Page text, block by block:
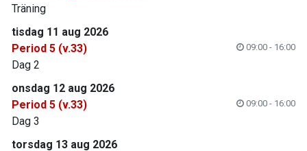
Träning
tisdag 11 aug 2026
Period 5 (v.33)
09:00 - 16:00
Dag 2
onsdag 12 aug 2026
Period 5 (v.33)
09:00 - 16:00
Dag 3
torsdag 13 aug 2026